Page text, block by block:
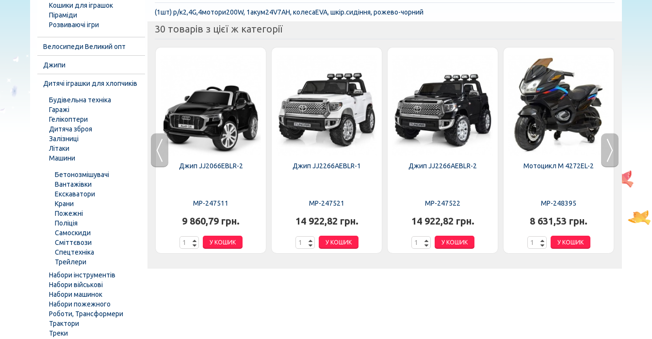
(1шт) р/к2,4G,4мотори200W, 1акум24V7AH, колесаEVA, шкiр.сидіння, рожево-чорний
30 товарів з цієї ж категорії
8 446,37 грн.
Джип JJ2066EBLR-2
MP-247511
9 860,79 грн.
У КОШИК
Джип JJ2266AEBLR-1
MP-247521
14 922,82 грн.
У КОШИК
Джип JJ2266AEBLR-2
MP-247522
14 922,82 грн.
У КОШИК
Мотоцикл M 4272EL-2
MP-248395
8 631,53 грн.
У КОШИК
Кошики для іграшок
Піраміди
Розвиваючі ігри
Велосипеди Великий опт
Джипи
Дитячі іграшки для хлопчиків
Будівельна техніка
Гаражі
Гелікоптери
Дитяча зброя
Залізниці
Літаки
Машини
Бетонозмішувачі
Вантажівки
Екскаватори
Крани
Пожежні
Поліція
Самоскиди
Сміттєвози
Спецтехніка
Трейлери
Набори інструментів
Набори військові
Набори машинок
Набори пожежного
Роботи, Трансформери
Трактори
Треки